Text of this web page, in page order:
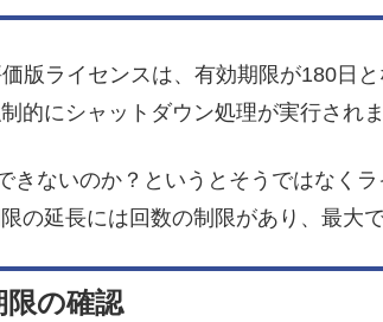
版ライセンスは、有効期限が180日
的にシャットダウン処理が実行されま
きないのか？というとそうではなく
の延長には回数の制限があり、最大
の確認